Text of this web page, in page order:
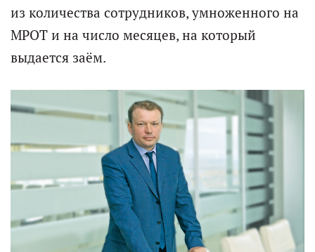
из количества сотрудников, умноженного на
МРОТ и на число месяцев, на который
выдается заём.